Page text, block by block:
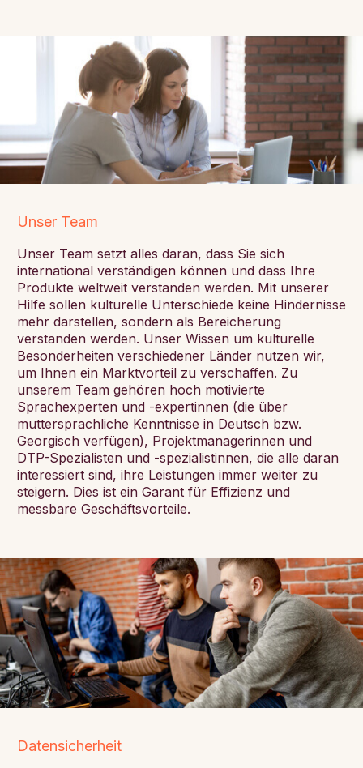
Unser Team
Unser Team setzt alles daran, dass Sie sich
international verständigen können und dass Ihre
Produkte weltweit verstanden werden. Mit unserer
Hilfe sollen kulturelle Unterschiede keine Hindernisse
mehr darstellen, sondern als Bereicherung
verstanden werden. Unser Wissen um kulturelle
Besonderheiten verschiedener Länder nutzen wir,
um Ihnen ein Marktvorteil zu verschaffen. Zu
unserem Team gehören hoch motivierte
Sprachexperten und -expertinnen (die über
muttersprachliche Kenntnisse in Deutsch bzw.
Georgisch verfügen), Projektmanagerinnen und
DTP-Spezialisten und -spezialistinnen, die alle daran
interessiert sind, ihre Leistungen immer weiter zu
steigern. Dies ist ein Garant für Effizienz und
messbare Geschäftsvorteile.
Datensicherheit